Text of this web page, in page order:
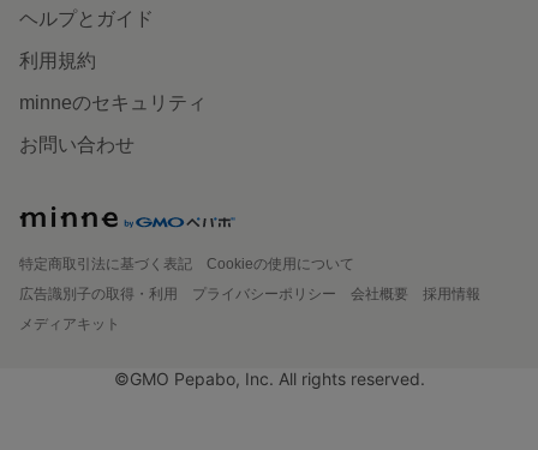
ヘルプとガイド
利用規約
minneのセキュリティ
お問い合わせ
特定商取引法に基づく表記
Cookieの使用について
広告識別子の取得・利用
プライバシーポリシー 会社概要
採用情報
メディアキット
©GMO Pepabo, Inc. All rights reserved.